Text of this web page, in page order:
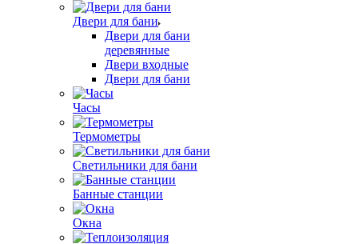
Двери для бани
Двери для бани
деревянные
Двери входные
Двери для бани
Часы
Термометры
Светильники для бани
Банные станции
Окна